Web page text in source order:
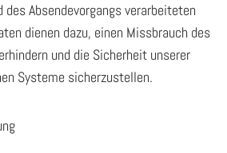
Absendevorgangs verarbeiteten
dienen dazu, einen Missbrauch des
und die Sicherheit unserer
Systeme sicherzustellen.